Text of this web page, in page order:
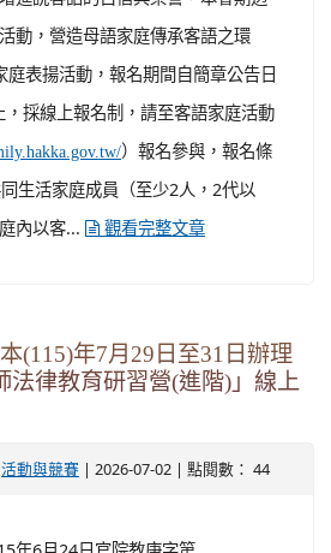
動，營造母語家庭傳承客語之環
表揚活動，報名期間自簡章公告日
採線上報名制，請至客語家庭活動
）報名參與，報名條
生活家庭成員（至少2人，2代以
內以客...
觀看完整文章
(115)年7月29日至31日辦理
法律教育研習營(進階)」線上
活動與競賽 | 2026-07-02 | 點閱數： 44